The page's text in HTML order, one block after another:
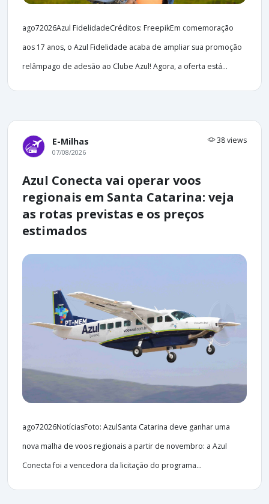
ago72026Azul FidelidadeCréditos: FreepikEm comemoração
aos 17 anos, o Azul Fidelidade acaba de ampliar sua promoção
relâmpago de adesão ao Clube Azul! Agora, a oferta está...
E-Milhas 38 views
07/08/2026
Azul Conecta vai operar voos
regionais em Santa Catarina: veja
as rotas previstas e os preços
estimados
ago72026NotíciasFoto: AzulSanta Catarina deve ganhar uma
nova malha de voos regionais a partir de novembro: a Azul
Conecta foi a vencedora da licitação do programa...